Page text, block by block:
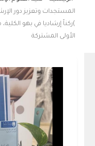
مسار
التنقل
المستجدات وتعزيز دور
)ركناً إرشاديا في بهو
الأولى المشتركة